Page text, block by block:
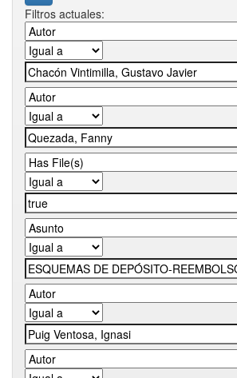
Filtros actuales: